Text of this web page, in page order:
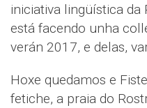
iniciativa lingüística da
está facendo unha
verán 2017, e delas,
Hoxe quedamos e
fetiche, a praia do